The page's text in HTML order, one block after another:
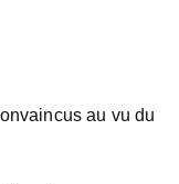
au vu du